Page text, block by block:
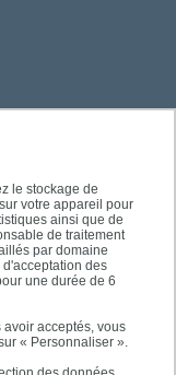
le stockage de
votre appareil pour
ainsi que de
de traitement
par domaine
des
une durée de 6
acceptés, vous
« Personnaliser ».